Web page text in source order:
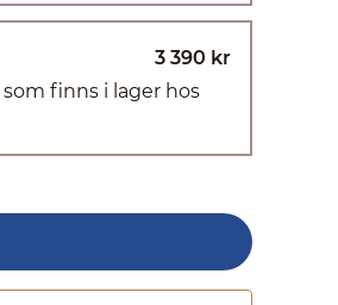
3 390 kr
som finns i lager hos